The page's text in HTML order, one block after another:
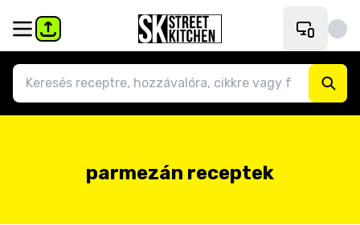
parmezán receptek